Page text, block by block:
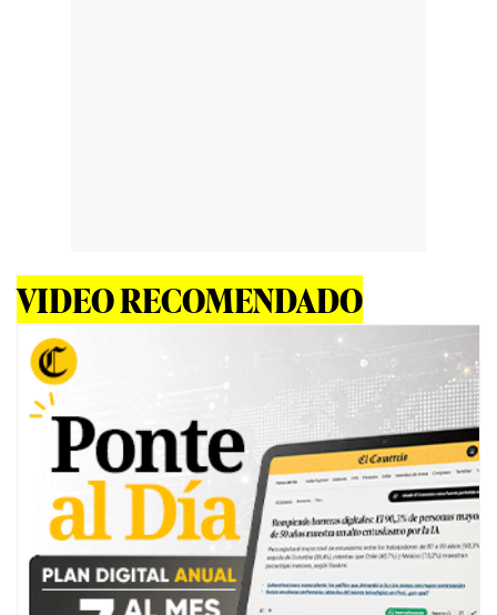
VIDEO RECOMENDADO